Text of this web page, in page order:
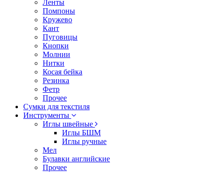
Ленты
Помпоны
Кружево
Кант
Пуговицы
Кнопки
Молнии
Нитки
Косая бейка
Резинка
Фетр
Прочее
Сумки для текстиля
Инструменты
Иглы швейные
Иглы БШМ
Иглы ручные
Мел
Булавки английские
Прочее